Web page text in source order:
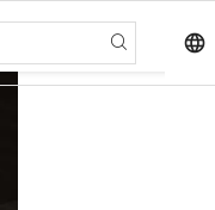
language